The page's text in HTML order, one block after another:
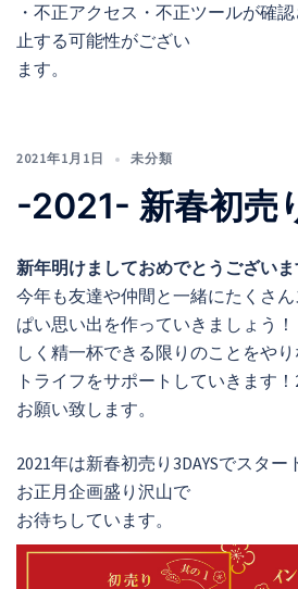
・不正アクセス・不正ツールが確
止する可能性がござい
ます。
2021年1月1日 未分類
-2021- 新春初売
新年明けましておめでとうございま
今年も友達や仲間と一緒にたくさ
ぱい思い出を作っていきましょう
しく精一杯できる限りのことをや
トライフをサポートしていきます
お願い致します。
2021年は新春初売り3DAYSでスタ
お正月企画盛り沢山で
お待ちしています。